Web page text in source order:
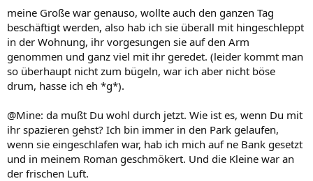
meine Große war genauso, wollte auch den ganzen Tag
beschäftigt werden, also hab ich sie überall mit hingeschleppt
in der Wohnung, ihr vorgesungen sie auf den Arm
genommen und ganz viel mit ihr geredet. (leider kommt man
so überhaupt nicht zum bügeln, war ich aber nicht böse
drum, hasse ich eh *g*).
@Mine: da mußt Du wohl durch jetzt. Wie ist es, wenn Du mit
ihr spazieren gehst? Ich bin immer in den Park gelaufen,
wenn sie eingeschlafen war, hab ich mich auf ne Bank gesetzt
und in meinem Roman geschmökert. Und die Kleine war an
der frischen Luft.